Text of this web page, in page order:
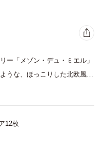
ー「メゾン・デュ・ミエル」
うな、ほっこりした北欧風の
12枚